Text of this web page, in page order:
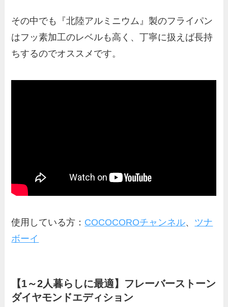
その中でも『北陸アルミニウム』製のフライパン
はフッ素加工のレベルも高く、丁寧に扱えば長持
ちするのでオススメです。
使用している方： COCOCOROチャンネル、 ツナ
ボーイ
【1～2人暮らしに最適】フレーバーストーン
ダイヤモンドエディション